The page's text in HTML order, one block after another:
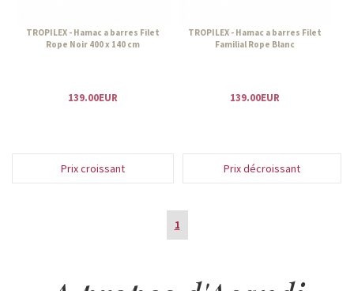
TROPILEX - Hamac a barres Filet
Rope Noir 400 x 140 cm
139.00EUR
TROPILEX - Hamac a barres Filet
Familial Rope Blanc
139.00EUR
Prix croissant Prix décroissant
1